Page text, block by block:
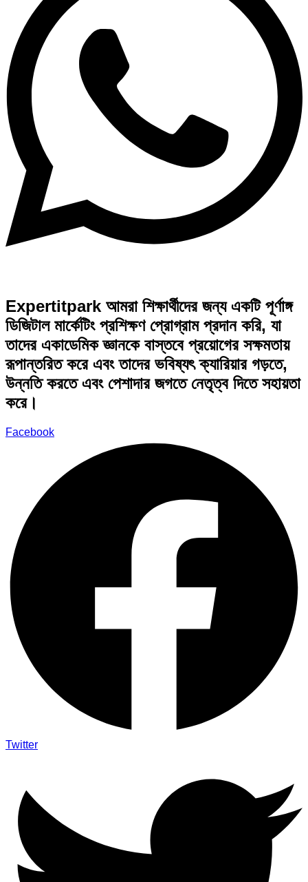
Expertitpark আমরা শিক্ষার্থীদের জন্য একটি পূর্ণাঙ্গ
ডিজিটাল মার্কেটিং প্রশিক্ষণ প্রোগ্রাম প্রদান করি, যা
তাদের একাডেমিক জ্ঞানকে বাস্তবে প্রয়োগের সক্ষমতায়
রূপান্তরিত করে এবং তাদের ভবিষ্যৎ ক্যারিয়ার গড়তে,
উন্নতি করতে এবং পেশাদার জগতে নেতৃত্ব দিতে সহায়তা
করে।
Facebook
Twitter